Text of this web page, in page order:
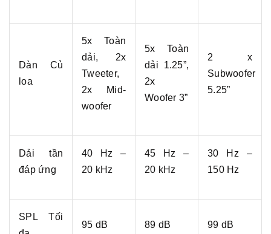
Dàn Củ
loa
5x Toàn
dải, 2x
Tweeter,
2x Mid-
woofer
5x Toàn
dải 1.25”,
2x
Woofer 3”
2 x
Subwoofer
5.25”
Dải tần
đáp ứng
40 Hz –
20 kHz
45 Hz –
20 kHz
30 Hz –
150 Hz
SPL Tối
95 dB 89 dB 99 dB